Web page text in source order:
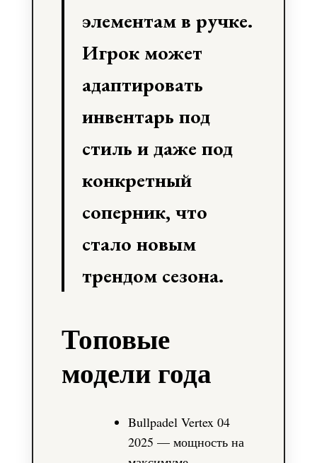
элементам в ручке.
Игрок может
адаптировать
инвентарь под
стиль и даже под
конкретный
соперник, что
стало новым
трендом сезона.
Топовые
модели года
Bullpadel Vertex 04
2025 — мощность на